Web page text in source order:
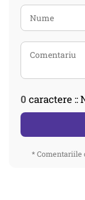
0 caractere ::
* Comentariile